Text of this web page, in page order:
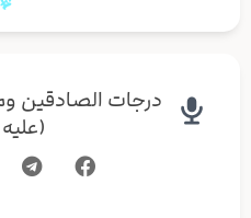
درجات الصادقين